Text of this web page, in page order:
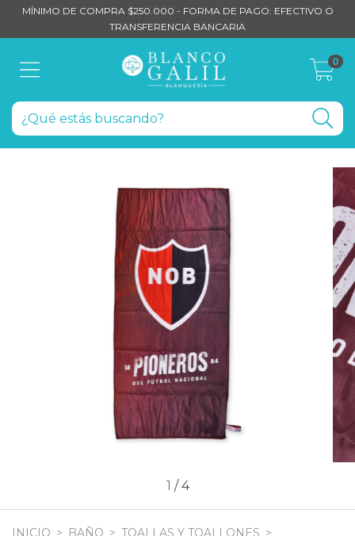
MÍNIMO DE COMPRA $250.000 - FORMA DE PAGO: EFECTIVO O
TRANSFERENCIA BANCARIA
0
1 /4
INICIO > BAÑO > TOALLAS Y TOALLONES >